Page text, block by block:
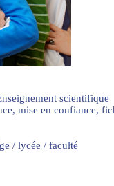
scientifique
mise en confiance,
/ lycée / faculté